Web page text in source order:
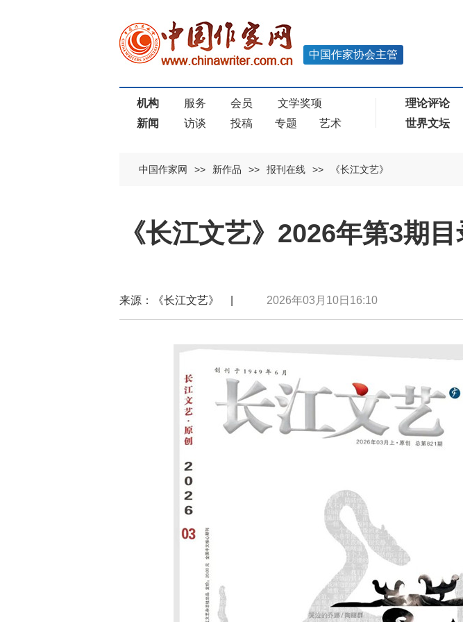
中国作家协会主管
机构 服务 会员
文学奖项
新闻
访谈 投稿 专题 艺术
理论评论
世界文坛
中国作家网 >> 新作品 >> 报刊在线 >> 《长江文艺》
《长江文艺》2026年第3期目
来源：《长江文艺》 | 2026年03月10日16:10